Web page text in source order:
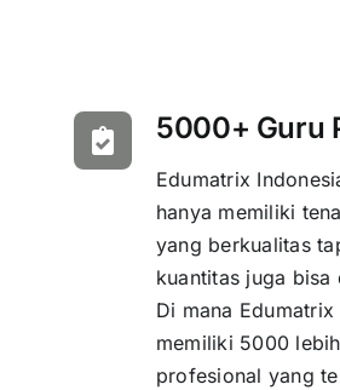
5000+ Guru
Edumatrix
hanya memiliki
yang berkualitas
kuantitas juga bisa
Di mana Edumatrix
memiliki 5000
profesional yang